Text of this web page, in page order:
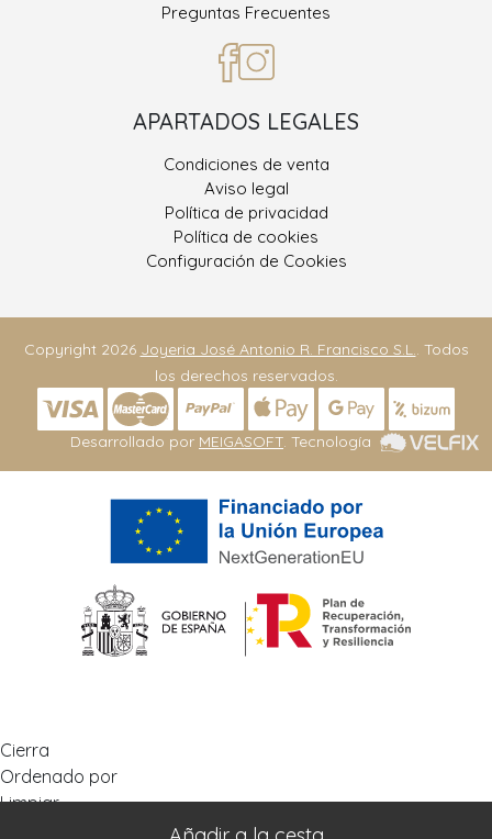
Preguntas Frecuentes
APARTADOS LEGALES
Condiciones de venta
Aviso legal
Política de privacidad
Política de cookies
Configuración de Cookies
Copyright 2026 Joyeria José Antonio R. Francisco S.L.. Todos
los derechos reservados.
Desarrollado por MEIGASOFT . Tecnología
Cierra
Ordenado por
Limpiar